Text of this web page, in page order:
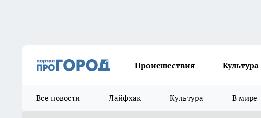
Происшествия Культура
Все новости Лайфхак Культура В мире